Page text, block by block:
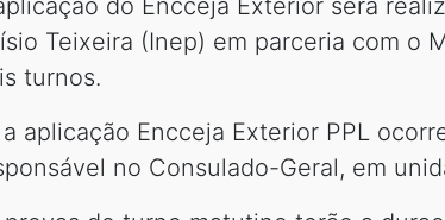
do Encceja Exterior será
Teixeira (Inep) em parceria com o
turnos.
aplicação Encceja Exterior PPL
no Consulado-Geral, em